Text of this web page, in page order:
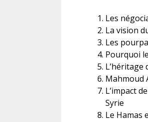
Les
La vision
Les
Pourquoi
L’héritage
Mahmoud
L’impact
Syrie
Le Hamas